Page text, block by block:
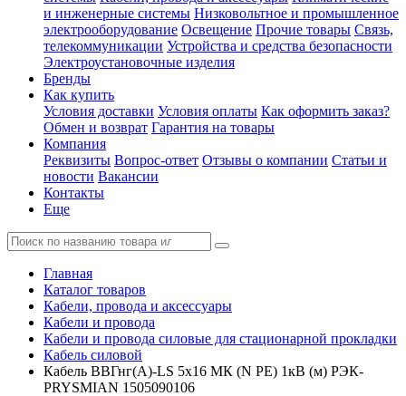
и инженерные системы Низковольтное и промышленное
электрооборудование Освещение Прочие товары Связь,
телекоммуникации Устройства и средства безопасности
Электроустановочные изделия
Бренды
Как купить
Условия доставки Условия оплаты Как оформить заказ?
Обмен и возврат Гарантия на товары
Компания
Реквизиты Вопрос-ответ Отзывы о компании Статьи и
новости Вакансии
Контакты
Еще
Главная
Каталог товаров
Кабели, провода и аксессуары
Кабели и провода
Кабели и провода силовые для стационарной прокладки
Кабель силовой
Кабель ВВГнг(А)-LS 5х16 МК (N PE) 1кВ (м) РЭК-
PRYSMIAN 1505090106